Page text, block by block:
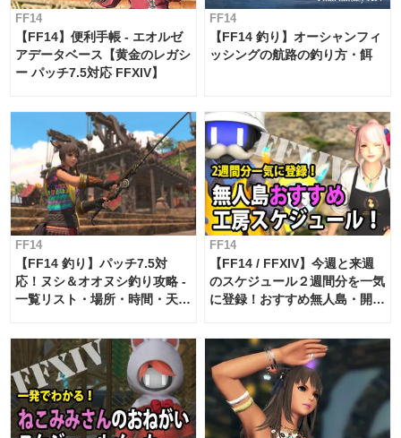
FF14
【FF14】便利手帳 - エオルゼ
アデータベース【黄金のレガシ
ー パッチ7.5対応 FFXIV】
FF14
【FF14 釣り】オーシャンフィ
ッシングの航路の釣り方・餌
FF14
【FF14 釣り】パッチ7.5対
応！ヌシ＆オオヌシ釣り攻略 -
一覧リスト・場所・時間・天
FF14
【FF14 / FFXIV】今週と来週
のスケジュール２週間分を一気
に登録！おすすめ無人島・開拓